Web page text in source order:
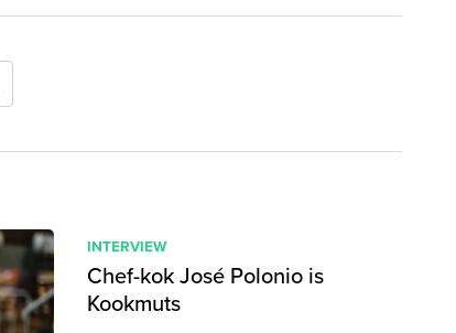
INTERVIEW
Chef-kok José Polonio is
Kookmuts